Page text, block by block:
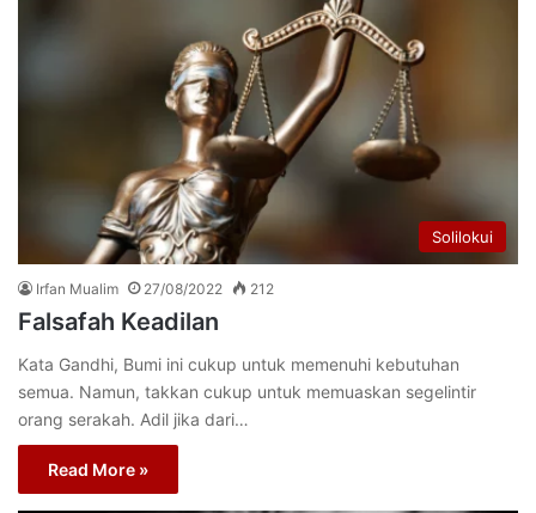
Solilokui
Irfan Mualim 27/08/2022 212
Falsafah Keadilan
Kata Gandhi, Bumi ini cukup untuk memenuhi kebutuhan
semua. Namun, takkan cukup untuk memuaskan segelintir
orang serakah. Adil jika dari…
Read More »